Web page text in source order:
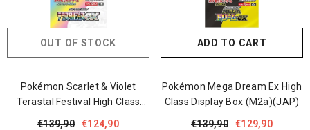
OUT OF STOCK
Pokémon Scarlet & Violet
Terastal Festival High Class
€139,90 €124,90
ADD TO CART
Pokémon Mega Dream Ex High
Class Display Box (m2a)(JAP)
€139,90
€129,90